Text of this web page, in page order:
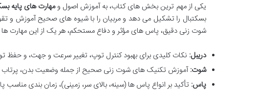
یکی از مهم ترین بخش های کتاب، به آموزش اصول ومهارت های پایه
بسکتبال را تشکیل می دهد و مربیان را با شیوه های صحیح آموزش و
شوت زنی دقیق، پاس های مؤثر و دفاع مستحکم، هر یک از این مهارت ها
دریبل: نکات کلیدی برای بهبود کنترل توپ، تغییر سرعت و جهت، و حفظ
شوت:آموزش تکنیک های شوت زنی صحیح از جمله وضعیت بدن، پرتاب
پاس: تأکید بر انواع پاس ها (سینه، بالای سر، زمینی)، زمان بندی